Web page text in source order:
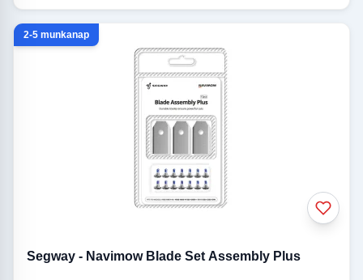
2-5 munkanap
Segway - Navimow Blade Set Assembly Plus